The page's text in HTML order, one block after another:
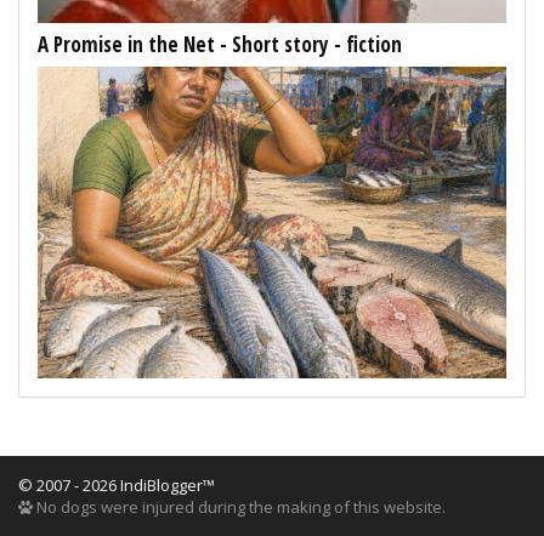
A Promise in the Net - Short story - fiction
© 2007 - 2026 IndiBlogger™
No dogs were injured during the making of this website.